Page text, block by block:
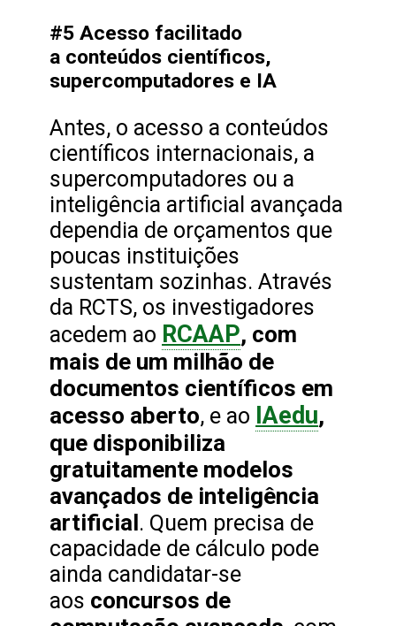
#5 Acesso facilitado
a conteúdos científicos,
supercomputadores e IA
Antes, o acesso a conteúdos
científicos internacionais, a
supercomputadores ou a
inteligência artificial avançada
dependia de orçamentos que
poucas instituições
sustentam sozinhas. Através
da RCTS, os investigadores
acedem ao RCAAP, com
mais de um milhão de
documentos científicos em
acesso aberto, e ao IAedu,
que disponibiliza
gratuitamente modelos
avançados de inteligência
artificial. Quem precisa de
capacidade de cálculo pode
ainda candidatar-se
aos concursos de